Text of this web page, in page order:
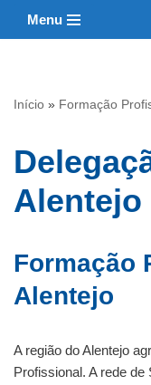
conteúdo
Menu
Início » Formação
Alentejo
Formação
Alentejo
A região do Alentejo
Profissional. A rede